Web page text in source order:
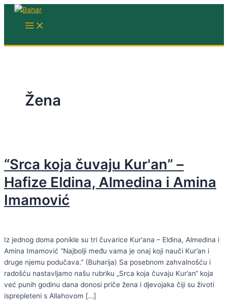
Skip
MAIN
MENU
Žena
“Srca koja čuvaju Kur'an” –
Hafize Eldina, Almedina i Amina
Imamović
Iz jednog doma ponikle su tri čuvarice Kur'ana – Eldina, Almedina i
Amina Imamović “Najbolji među vama je onaj koji nauči Kur’an i
druge njemu podučava.” (Buharija) Sa posebnom zahvalnošću i
radošću nastavljamo našu rubriku „Srca koja čuvaju Kur’an“ koja
već punih godinu dana donosi priče žena i djevojaka čiji su životi
isprepleteni s Allahovom […]